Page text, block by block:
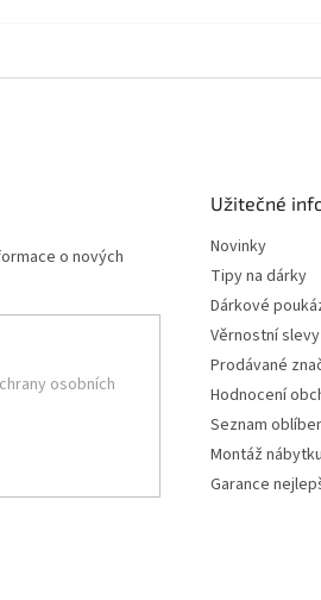
o nových
osobních
Užitečné
Novinky
Tipy na dárky
Dárkové
Věrnostní slevy
Prodávané
Hodnocení
Seznam
Montáž nábytku
Garance